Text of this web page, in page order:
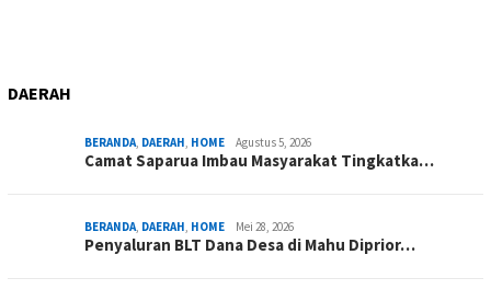
DAERAH
BERANDA DAERAH HOME Agustus 5, 2026
Camat Saparua Imbau Masyarakat Tingkatka…
BERANDA DAERAH HOME Mei 28, 2026
Penyaluran BLT Dana Desa di Mahu Diprior…